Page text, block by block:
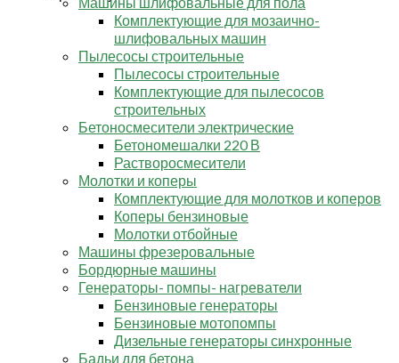
Комплектующие для мозаично-
шлифовальных машин
Пылесосы строительные
Пылесосы строительные
Комплектующие для пылесосов
строительных
Бетоносмесители электрические
Бетономешалки 220 В
Растворосмесители
Молотки и коперы
Комплектующие для молотков и коперов
Коперы бензиновые
Молотки отбойные
Машины фрезеровальные
Бордюрные машины
Генераторы- помпы- нагреватели
Бензиновые генераторы
Бензиновые мотопомпы
Дизельные генераторы синхронные
Бадьи для бетона